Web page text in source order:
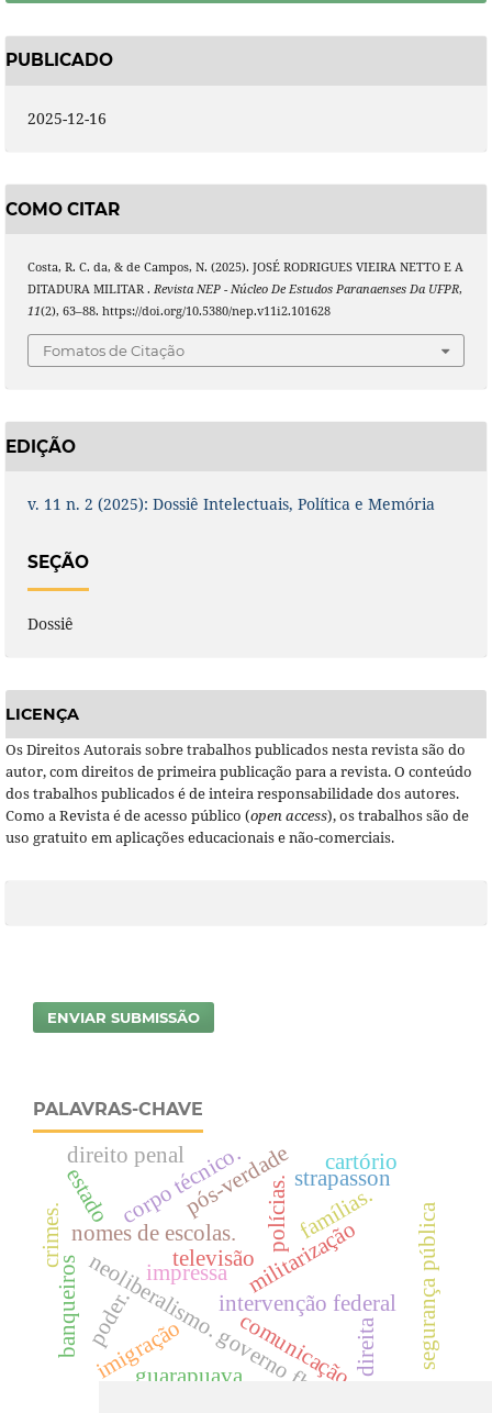
PUBLICADO
2025-12-16
COMO CITAR
Costa, R. C. da, & de Campos, N. (2025). JOSÉ RODRIGUES VIEIRA NETTO E A
DITADURA MILITAR . Revista NEP - Núcleo De Estudos Paranaenses Da UFPR,
11(2), 63–88. https://doi.org/10.5380/nep.v11i2.101628
Fomatos de Citação
EDIÇÃO
v. 11 n. 2 (2025): Dossiê Intelectuais, Política e Memória
SEÇÃO
Dossiê
LICENÇA
Os Direitos Autorais sobre trabalhos publicados nesta revista são do
autor, com direitos de primeira publicação para a revista. O conteúdo
dos trabalhos publicados é de inteira responsabilidade dos autores.
Como a Revista é de acesso público (open access), os trabalhos são de
uso gratuito em aplicações educacionais e não-comerciais.
ENVIAR SUBMISSÃO
PALAVRAS-CHAVE
neoliberalismo. governo fhc.
intervenção federal
militarização
polícias.
comunicação
impressa
famílias.
imigração
nomes de escolas.
guarapuava.
banqueiros
pós-verdade
direita segurança pública
corpo técnico.
direito penal
poder.
televisão
crimes.
strapasson
estado
cartório